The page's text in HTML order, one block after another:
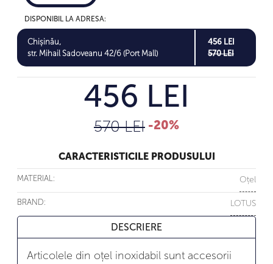
DISPONIBIL LA ADRESA:
Chișinău,
str. Mihail Sadoveanu 42/6 (Port Mall)
456 LEI
570 LEI
456 LEI
570 LEI -20%
CARACTERISTICILE PRODUSULUI
MATERIAL: Oțel
BRAND: LOTUS
DESCRIERE
Articolele din oțel inoxidabil sunt accesorii